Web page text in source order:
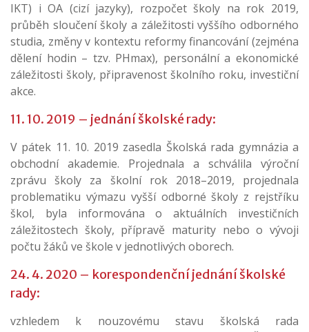
IKT) i OA (cizí jazyky), rozpočet školy na rok 2019,
průběh sloučení školy a záležitosti vyššího odborného
studia, změny v kontextu reformy financování (zejména
dělení hodin – tzv. PHmax), personální a ekonomické
záležitosti školy, připravenost školního roku, investiční
akce.
11. 10. 2019 – jednání školské rady:
V pátek 11. 10. 2019 zasedla Školská rada gymnázia a
obchodní akademie. Projednala a schválila výroční
zprávu školy za školní rok 2018–2019, projednala
problematiku výmazu vyšší odborné školy z rejstříku
škol, byla informována o aktuálních investičních
záležitostech školy, přípravě maturity nebo o vývoji
počtu žáků ve škole v jednotlivých oborech.
24. 4. 2020 – korespondenční jednání školské
rady:
vzhledem k nouzovému stavu školská rada